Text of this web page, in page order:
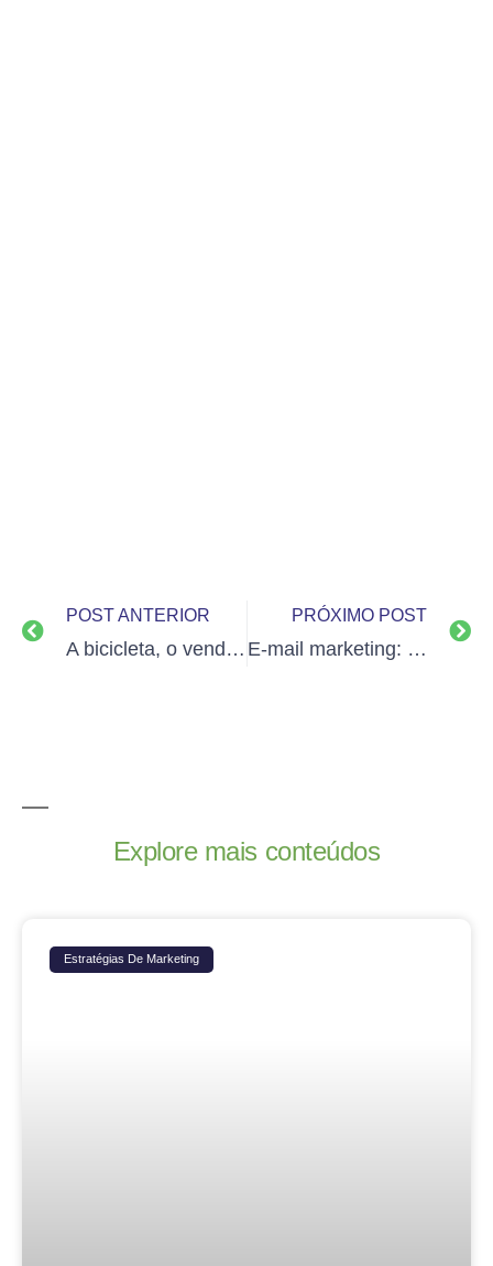
POST ANTERIOR
A bicicleta, o vendedor e a experiência
PRÓXIMO POST
E-mail marketing: Tudo que você precisa saber
Explore mais conteúdos
Estratégias De Marketing